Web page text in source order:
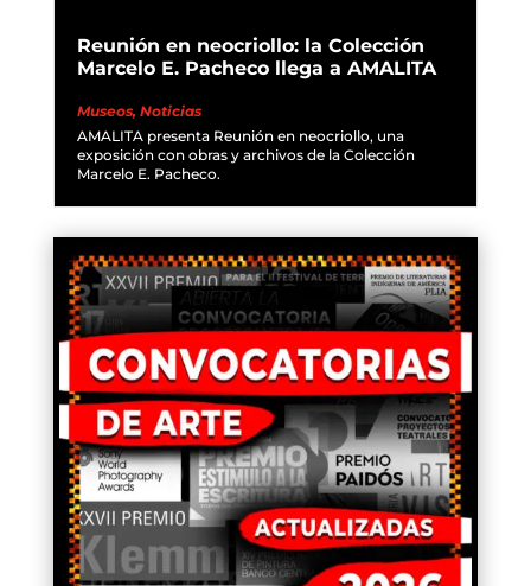
Reunión en neocriollo: la Colección
Marcelo E. Pacheco llega a AMALITA
Museos, Noticias
AMALITA presenta Reunión en neocriollo, una
exposición con obras y archivos de la Colección
Marcelo E. Pacheco.